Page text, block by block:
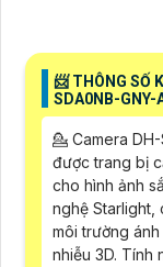
📨 THÔNG SỐ
SDA0NB-GNY-
💁 Camera
được trang bị
cho hình ảnh
nghệ Starlight,
môi trường
nhiễu 3D. Tính